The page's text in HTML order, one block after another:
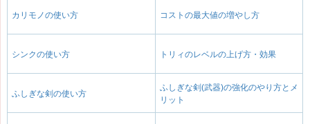
カリモノの使い方 コストの最大値の増やし方
シンクの使い方 トリィのレベルの上げ方・効果
ふしぎな剣の使い方
ふしぎな剣(武器)の強化のやり方とメ
リット